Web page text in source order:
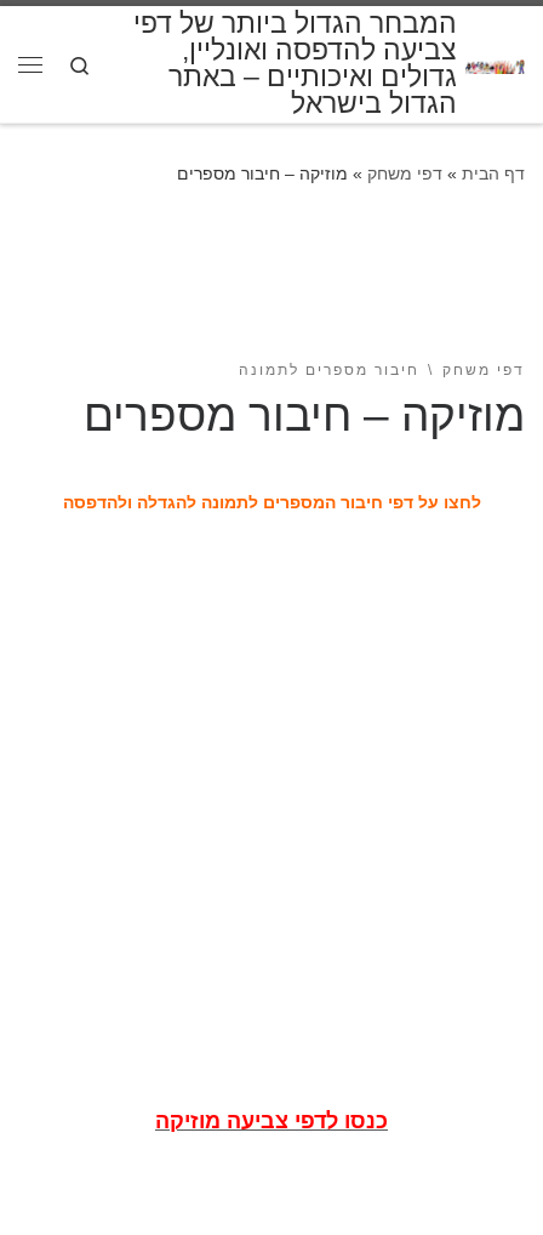
המבחר הגדול ביותר של דפי
צביעה להדפסה ואונליין,
גדולים ואיכותיים – באתר
הגדול בישראל
Search
דף הבית » דפי משחק » מוזיקה – חיבור מספרים
דפי משחק חיבור מספרים לתמונה
מוזיקה – חיבור מספרים
לחצו על דפי חיבור המספרים לתמונה להגדלה ולהדפסה
כנסו לדפי צביעה מוזיקה